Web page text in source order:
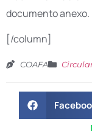
documento anexo.
[/column]
COAFA